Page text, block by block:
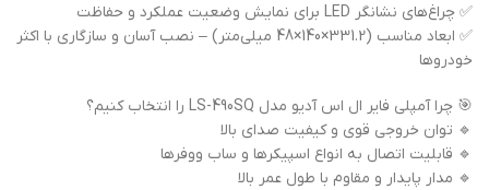
✅ چراغ‌های نشانگر LED برای نمایش وضعیت عملکرد و حفاظت
✅ ابعاد مناسب (331.2×140×48 میلی‌متر) – نصب آسان و سازگاری با اکثر
خودروها
🎯 چرا آمپلی فایر ال اس آدیو مدل LS-490SQ را انتخاب کنیم؟
🔹 توان خروجی قوی و کیفیت صدای بالا
🔹 قابلیت اتصال به انواع اسپیکرها و ساب ووفرها
🔹 مدار پایدار و مقاوم با طول عمر بالا